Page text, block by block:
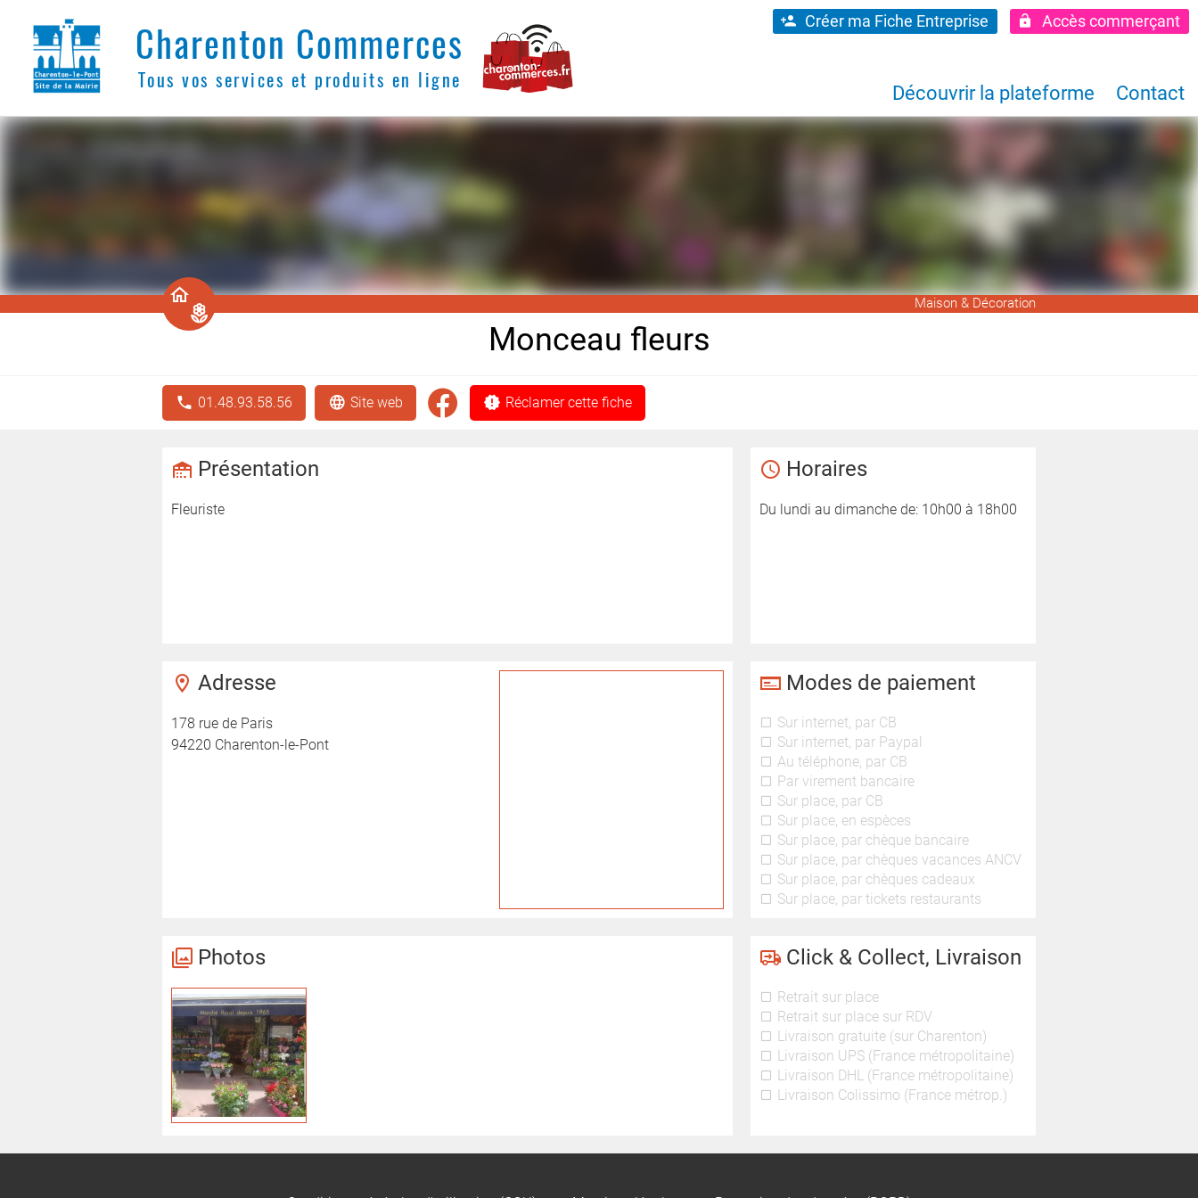
Charenton Commerces
Tous vos services et produits en ligne
Créer ma Fiche Entreprise Accès commerçant
Découvrir la plateforme Contact
󰚡
󰧰
Maison & Décoration
Monceau fleurs
01.48.93.58.56 Site web Réclamer cette fiche
Présentation
Fleuriste
Horaires
Du lundi au dimanche de: 10h00 à 18h00
Adresse
178 rue de Paris
94220 Charenton-le-Pont
Modes de paiement
Sur internet, par CB
Sur internet, par Paypal
Au téléphone, par CB
Par virement bancaire
Sur place, par CB
Sur place, en espèces
Sur place, par chèque bancaire
Sur place, par chèques vacances ANCV
Sur place, par chèques cadeaux
Sur place, par tickets restaurants
Photos Click & Collect, Livraison
Retrait sur place
Retrait sur place sur RDV
Livraison gratuite (sur Charenton)
Livraison UPS (France métropolitaine)
Livraison DHL (France métropolitaine)
Livraison Colissimo (France métrop.)